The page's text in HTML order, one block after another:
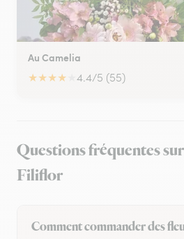
Au Camelia
★★★★ 4.4/5 (55)
Questions fréquentes
Filiflor
Comment commander des